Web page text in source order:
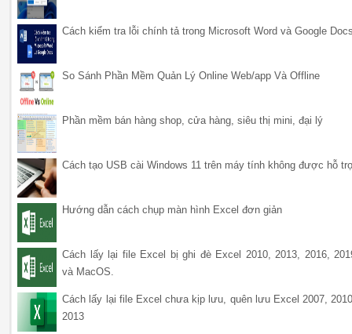
Cách kiểm tra lỗi chính tả trong Microsoft Word và Google
So Sánh Phần Mềm Quản Lý Online Web/app Và Offline
Phần mềm bán hàng shop, cửa hàng, siêu thị mini, đại lý
Cách tạo USB cài Windows 11 trên máy tính không được hỗ
Hướng dẫn cách chụp màn hình Excel đơn giản
Cách lấy lại file Excel bị ghi đè Excel 2010, 2013, 2016,
và MacOS.
Cách lấy lại file Excel chưa kịp lưu, quên lưu Excel 2007,
2013